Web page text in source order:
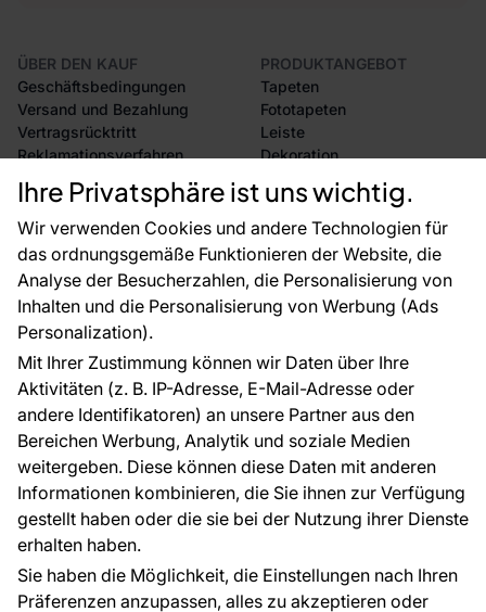
Ihre Privatsphäre ist uns wichtig.
Wir verwenden Cookies und andere Technologien für
das ordnungsgemäße Funktionieren der Website, die
Analyse der Besucherzahlen, die Personalisierung von
Inhalten und die Personalisierung von Werbung (Ads
Personalization).
Mit Ihrer Zustimmung können wir Daten über Ihre
Aktivitäten (z. B. IP-Adresse, E-Mail-Adresse oder
andere Identifikatoren) an unsere Partner aus den
Bereichen Werbung, Analytik und soziale Medien
weitergeben. Diese können diese Daten mit anderen
Informationen kombinieren, die Sie ihnen zur Verfügung
gestellt haben oder die sie bei der Nutzung ihrer Dienste
erhalten haben.
Sie haben die Möglichkeit, die Einstellungen nach Ihren
Präferenzen anzupassen, alles zu akzeptieren oder
ÜBER DEN KAUF
Geschäftsbedingungen
Versand und Bezahlung
Vertragsrücktritt
Reklamationsverfahren
Rücksendung von Waren
CE-Zertifizierung
Großhandel
Raumvisualisierung
PRODUKTANGEBOT
Tapeten
Fototapeten
Leiste
Dekoration
Selbstklebende Folien
Zubehör
Tapetenmuster
FÜR SIE
Blog
EU-Projekte
Ratschläge und Tipps
FAQ
ÜBER DAS UNTERNEHMEN
Kontakt
Haben Sie Fragen? Wir helfen Ihnen gerne weiter
und beraten Sie persönlich.
+49 781 95633072